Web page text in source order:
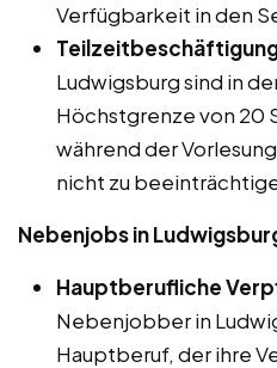
Verfügbarkeit in den
Ludwigsburg sind in
Höchstgrenze von 20
während der
nicht zu
Nebenjobs in
Hauptberufliche
Nebenjobber in
Hauptberuf, der ihre